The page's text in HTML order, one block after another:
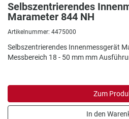
Selbszentrierendes
Marameter 844 NH
Artikelnummer: 4475000
Selbszentrierendes Innenmessgerät
Messbereich 18 - 50 mm mm
Zum
In den